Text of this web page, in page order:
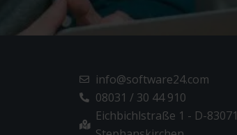
info@software24.com
08031 / 30 44 910
Eichbichlstraße 1 - D-83071